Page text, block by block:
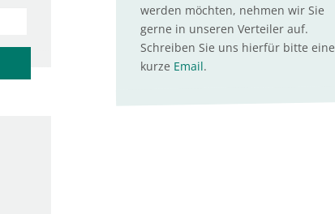
werden möchten, nehmen wir Sie
gerne in unseren Verteiler auf.
Schreiben Sie uns hierfür bitte eine
kurze Email.